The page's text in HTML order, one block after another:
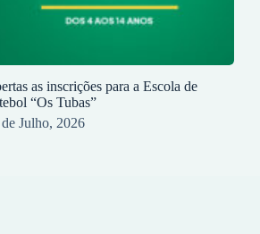
as inscrições para a Escola de
“Os Tubas”
Julho, 2026